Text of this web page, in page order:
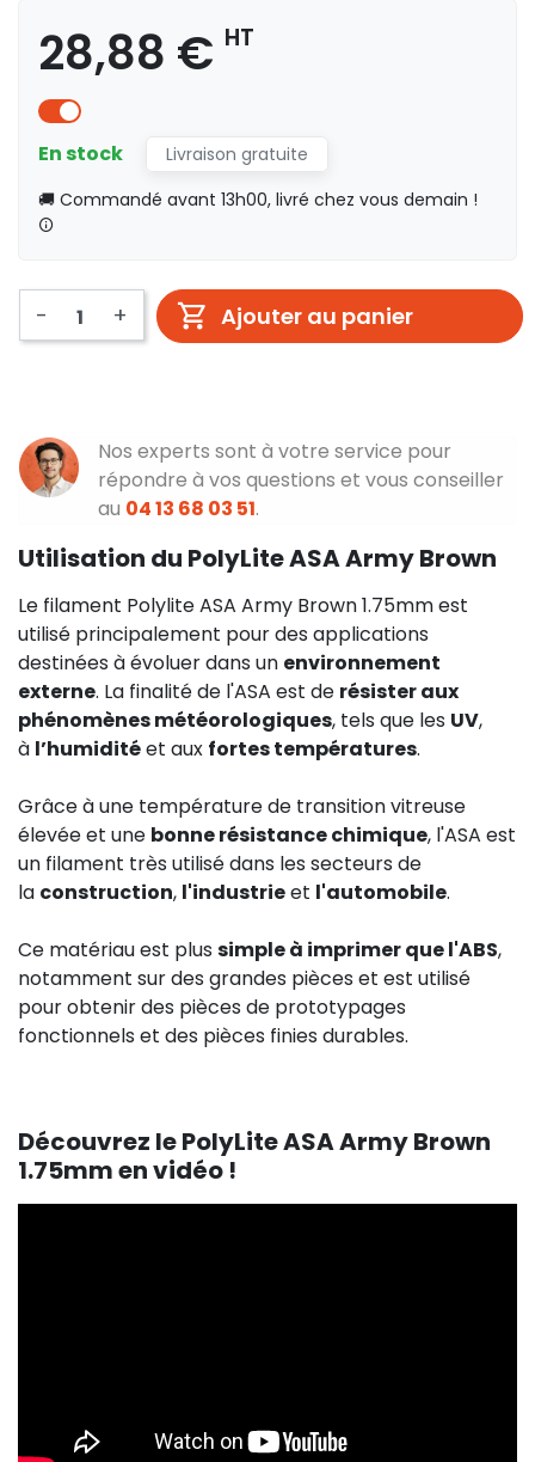
28,88 € HT
En stock
Livraison gratuite
🚚 Commandé avant 13h00, livré chez vous demain !
- + Ajouter au panier
Nos experts sont à votre service pour
répondre à vos questions et vous conseiller
au 04 13 68 03 51.
Utilisation du PolyLite ASA Army Brown
Le filament Polylite ASA Army Brown 1.75mm est
utilisé principalement pour des applications
destinées à évoluer dans un environnement
externe. La finalité de l'ASA est de résister aux
phénomènes météorologiques, tels que les UV,
à l’humiditéet aux fortes températures.
Grâce à une température de transition vitreuse
élevée et une bonne résistance chimique, l'ASA est
un filament très utilisé dans les secteurs de
la construction, l'industrieet l'automobile.
Ce matériau est plus simple à imprimer que l'ABS,
notamment sur des grandes pièces et est utilisé
pour obtenir des pièces de prototypages
fonctionnels et des pièces finies durables.
Découvrez le PolyLite ASA Army Brown
1.75mm en vidéo !